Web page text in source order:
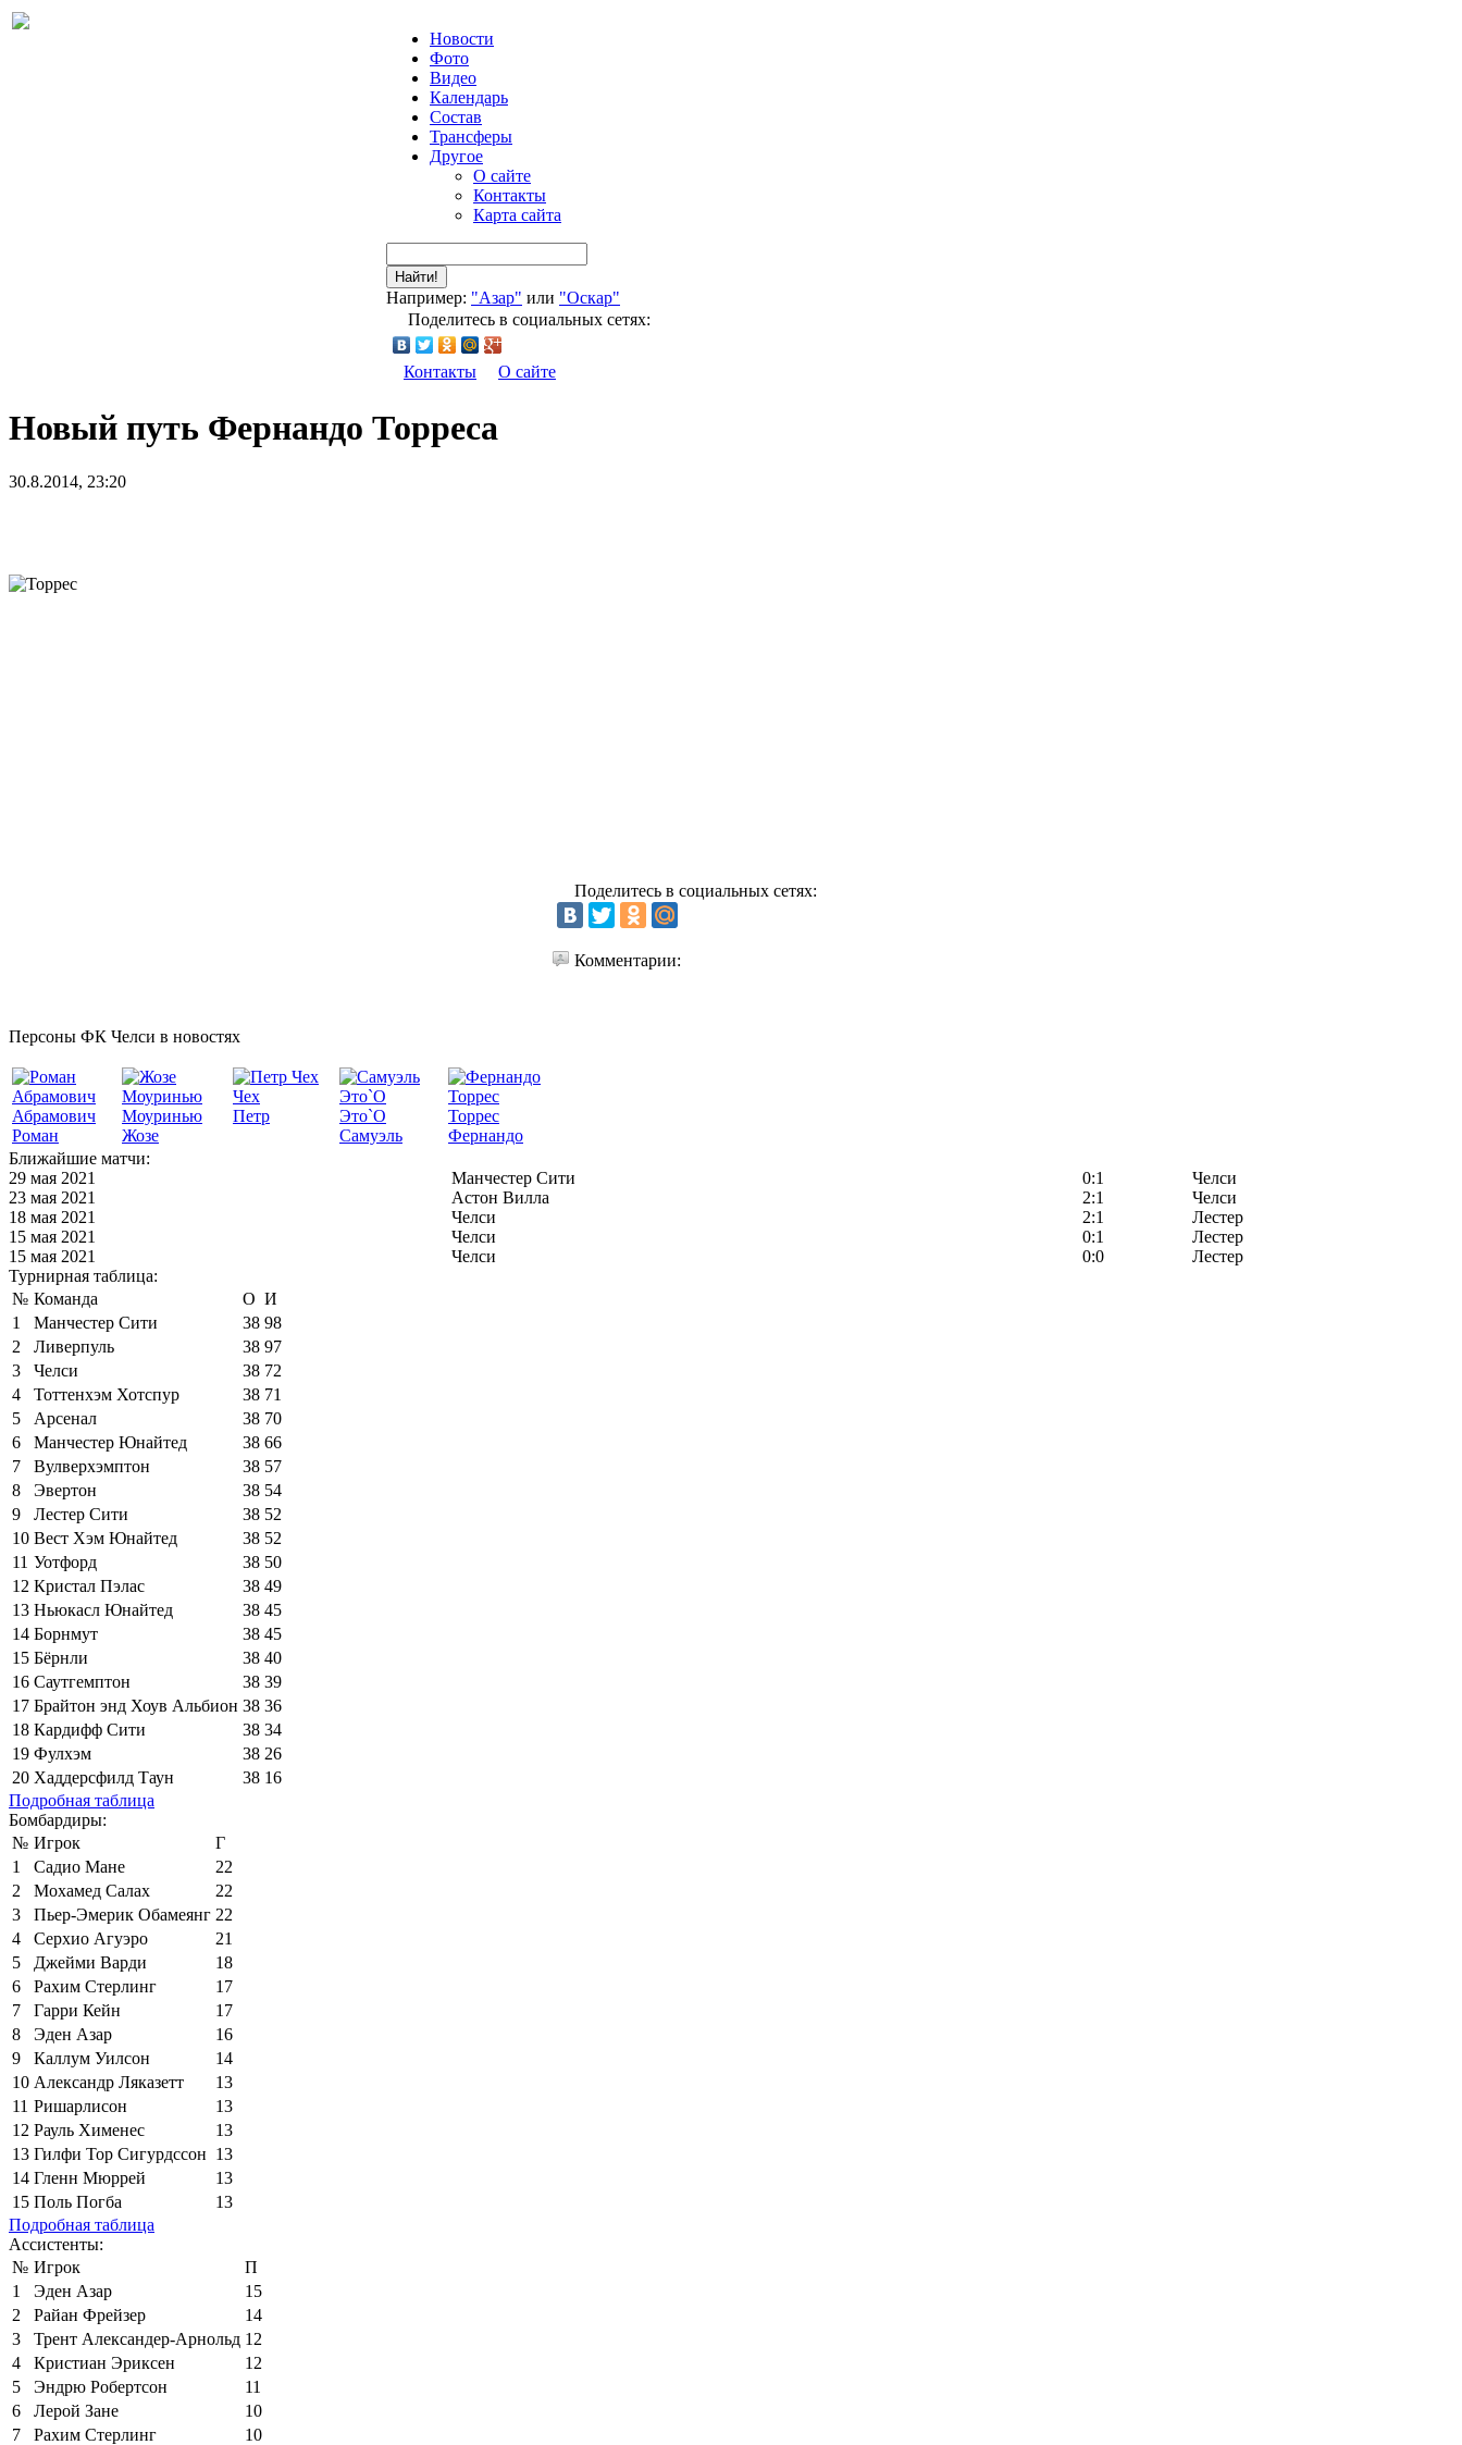
Новости
Фото
Видео
Календарь
Состав
Трансферы
Другое
О сайте
Контакты
Карта сайта
Найти!
Например: "Азар" или "Оскар"
Поделитесь в социальных сетях:
Контакты О сайте
Новый путь Фернандо Торреса
30.8.2014, 23:20
Поделитесь в социальных сетях:
Комментарии:
Персоны ФК Челси в новостях
Абрамович
Роман
Моуринью
Жозе
Чех
Петр
Это`О
Самуэль
Торрес
Фернандо
Ближайшие матчи:
29 мая 2021
Манчестер Сити 0:1
Челси
23 мая 2021
Астон Вилла 2:1
Челси
18 мая 2021
Челси 2:1
Лестер
15 мая 2021
Челси 0:1
Лестер
15 мая 2021
Челси 0:0
Лестер
Турнирная таблица:
№ Команда О И
1
Манчестер Сити 38 98
2
Ливерпуль 38 97
3
Челси 38 72
4
Тоттенхэм Хотспур 38 71
5
Арсенал 38 70
6
Манчестер Юнайтед 38 66
7
Вулверхэмптон 38 57
8
Эвертон 38 54
9
Лестер Сити 38 52
10 Вест Хэм Юнайтед 38 52
11 Уотфорд 38 50
12 Кристал Пэлас 38 49
13 Ньюкасл Юнайтед 38 45
14 Борнмут 38 45
15 Бёрнли 38 40
16 Саутгемптон 38 39
17 Брайтон энд Хоув Альбион 38 36
18 Кардифф Сити 38 34
19 Фулхэм 38 26
20 Хаддерсфилд Таун 38 16
Подробная таблица
Бомбардиры:
№ Игрок
Г
1
Садио Мане
22
2
Мохамед Салах
22
3
Пьер-Эмерик Обамеянг 22
4
Серхио Агуэро
21
5
Джейми Варди
18
6
Рахим Стерлинг
17
7
Гарри Кейн
17
8
Эден Азар
16
9
Каллум Уилсон
14
10 Александр Ляказетт
13
11 Ришарлисон
13
12 Рауль Хименес
13
13 Гилфи Тор Сигурдссон 13
14 Гленн Мюррей
13
15 Поль Погба
13
Подробная таблица
Ассистенты:
№ Игрок
П
1
Эден Азар
15
2
Райан Фрейзер
14
3
Трент Александер-Арнольд 12
4
Кристиан Эриксен
12
5
Эндрю Робертсон
11
6
Лерой Зане
10
7
Рахим Стерлинг
10